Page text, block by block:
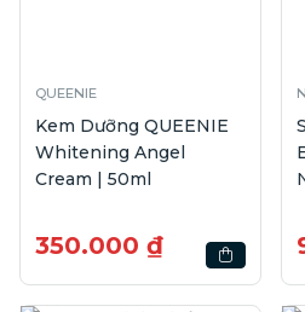
QUEENIE
Kem Dưỡng QUEENIE
Whitening Angel
Cream | 50ml
350.000 ₫